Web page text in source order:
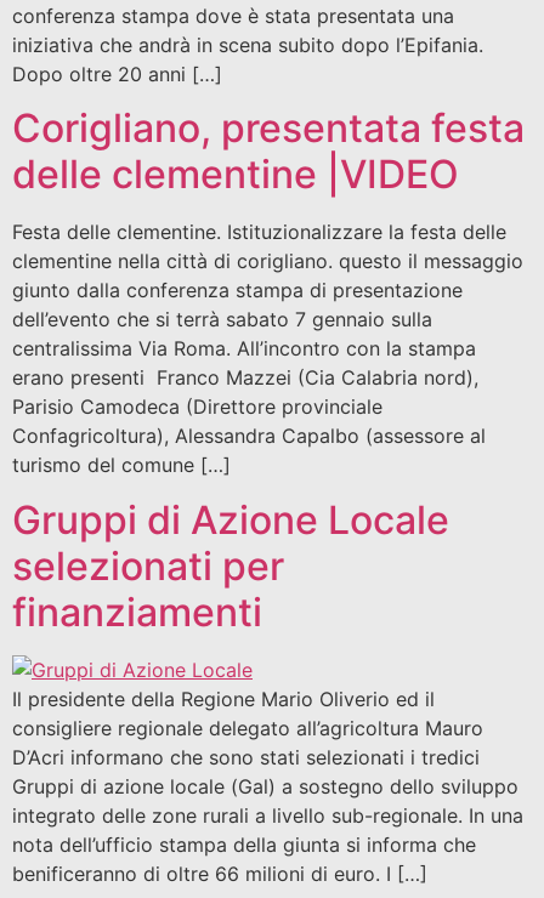
conferenza stampa dove è stata presentata una
iniziativa che andrà in scena subito dopo l’Epifania.
Dopo oltre 20 anni […]
Corigliano, presentata festa
delle clementine |VIDEO
Festa delle clementine. Istituzionalizzare la festa delle
clementine nella città di corigliano. questo il messaggio
giunto dalla conferenza stampa di presentazione
dell’evento che si terrà sabato 7 gennaio sulla
centralissima Via Roma. All’incontro con la stampa
erano presenti Franco Mazzei (Cia Calabria nord),
Parisio Camodeca (Direttore provinciale
Confagricoltura), Alessandra Capalbo (assessore al
turismo del comune […]
Gruppi di Azione Locale
selezionati per
finanziamenti
Il presidente della Regione Mario Oliverio ed il
consigliere regionale delegato all’agricoltura Mauro
D’Acri informano che sono stati selezionati i tredici
Gruppi di azione locale (Gal) a sostegno dello sviluppo
integrato delle zone rurali a livello sub-regionale. In una
nota dell’ufficio stampa della giunta si informa che
benificeranno di oltre 66 milioni di euro. I […]